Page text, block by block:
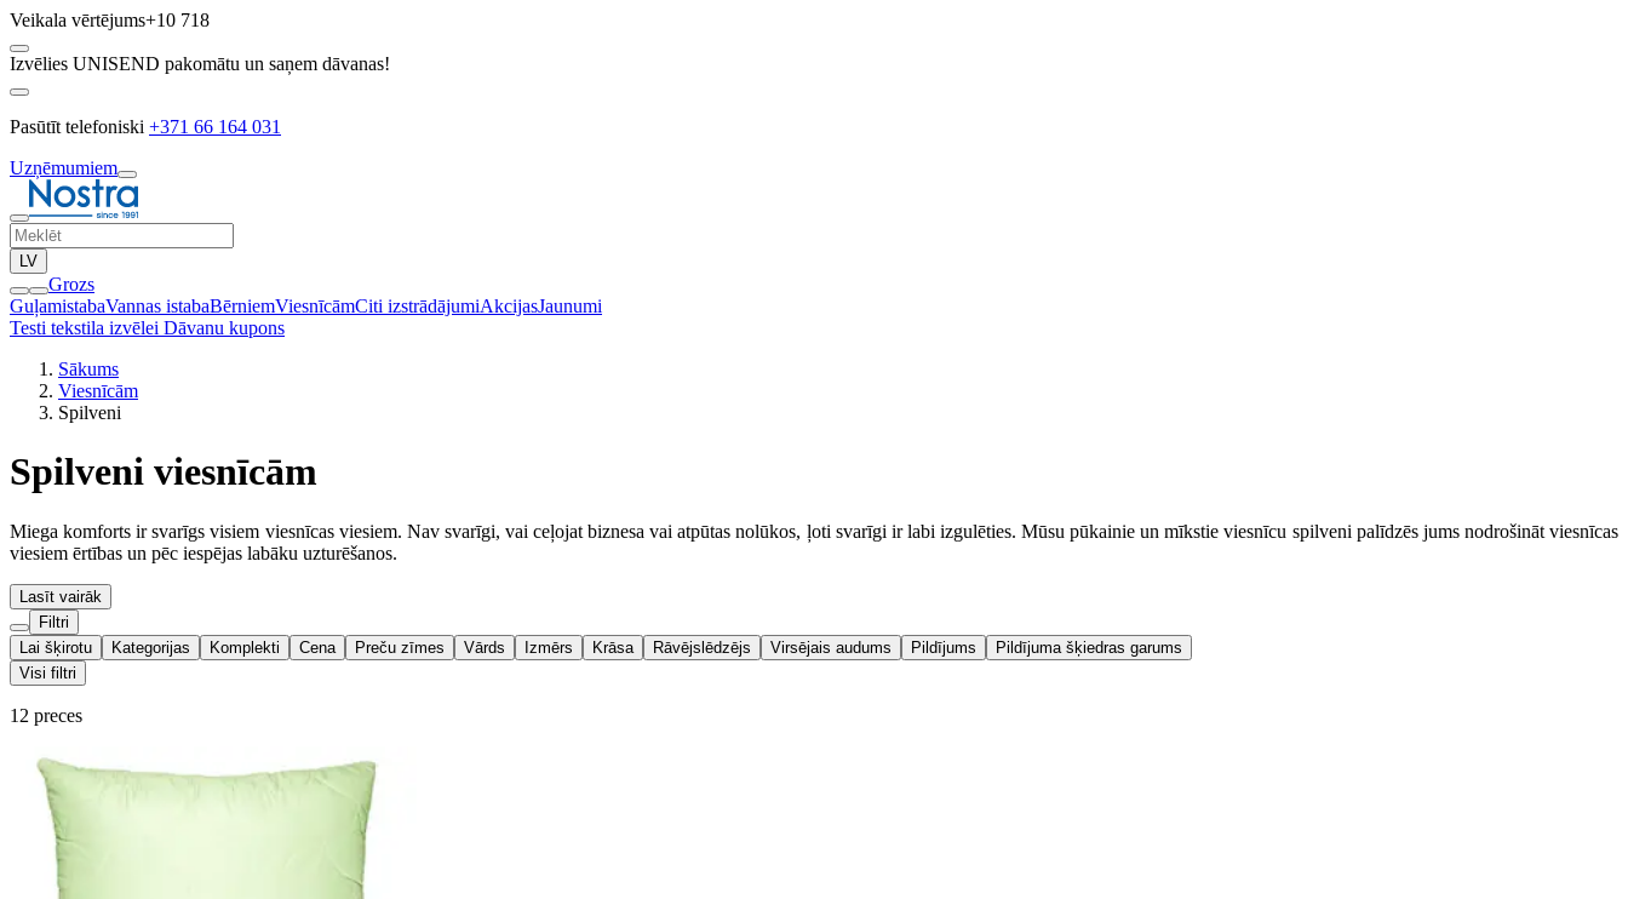
Veikala vērtējums+10 718
Izvēlies UNISEND pakomātu un saņem dāvanas!
Pasūtīt telefoniski +371 66 164 031
Uzņēmumiem
LV
Grozs
GuļamistabaVannas istabaBērniemViesnīcāmCiti izstrādājumiAkcijasJaunumi
Testi tekstila izvēlei Dāvanu kupons
Sākums
Viesnīcām
Spilveni
Spilveni viesnīcām
Miega komforts ir svarīgs visiem viesnīcas viesiem. Nav svarīgi, vai ceļojat biznesa vai atpūtas nolūkos, ļoti svarīgi ir labi izgulēties. Mūsu pūkainie un mīkstie viesnīcu spilveni palīdzēs jums nodrošināt viesnīcas
viesiem ērtības un pēc iespējas labāku uzturēšanos.
Lasīt vairāk
Filtri
Lai šķirotu
Kategorijas Komplekti Cena Preču zīmes Vārds Izmērs Krāsa Rāvējslēdzējs Virsējais audums Pildījums
Pildījuma šķiedras garums
Visi filtri
12 preces